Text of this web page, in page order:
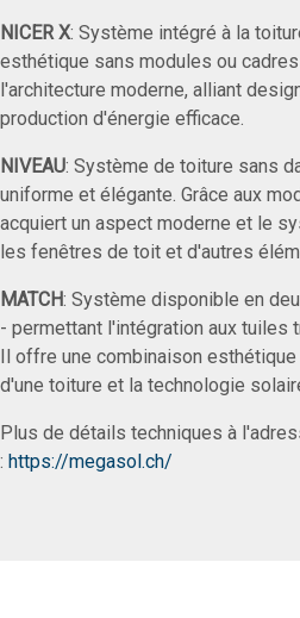
NICER X: Système intégré à la
esthétique sans modules ou
l'architecture moderne, alliant
production d'énergie efficace.
NIVEAU: Système de toiture sans
uniforme et élégante. Grâce aux
acquiert un aspect moderne et le
les fenêtres de toit et d'autres
MATCH: Système disponible en
- permettant l'intégration aux tuiles
Il offre une combinaison
d'une toiture et la technologie
Plus de détails techniques à
: https://megasol.ch/